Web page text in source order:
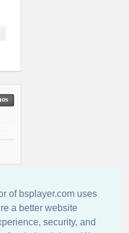
of bsplayer.com uses
a better website
security, and